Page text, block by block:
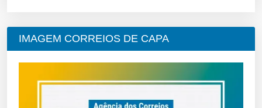
IMAGEM CORREIOS DE CAPA